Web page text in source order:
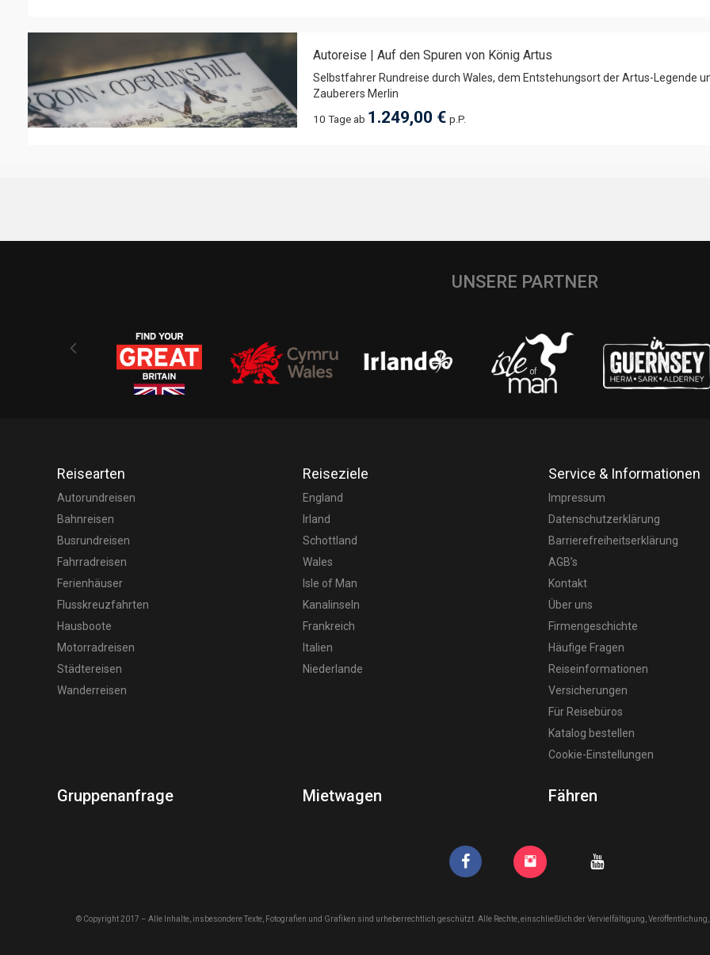
Autoreise | Auf den Spuren von König Artus
Selbstfahrer Rundreise durch Wales, dem Entstehungsort der Artus-Legende
Zauberers Merlin
10 Tage ab 1.249,00 € p.P.
UNSERE PARTNER
Reisearten
Autorundreisen
Bahnreisen
Busrundreisen
Fahrradreisen
Ferienhäuser
Flusskreuzfahrten
Hausboote
Motorradreisen
Städtereisen
Wanderreisen
Reiseziele
England
Irland
Schottland
Wales
Isle of Man
Kanalinseln
Frankreich
Italien
Niederlande
Service & Informationen
Impressum
Datenschutzerklärung
Barrierefreiheitserklärung
AGB’s
Kontakt
Über uns
Firmengeschichte
Häufige Fragen
Reiseinformationen
Versicherungen
Für Reisebüros
Katalog bestellen
Cookie-Einstellungen
Gruppenanfrage Mietwagen Fähren
© Copyright 2017 – Alle Inhalte, insbesondere Texte, Fotografien und Grafiken sind urheberrechtlich geschützt. Alle Rechte, einschließlich der Vervielfältigung,